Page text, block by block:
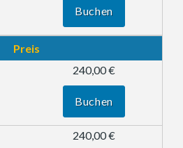
Buchen
Preis
240,00 €
Buchen
240,00 €